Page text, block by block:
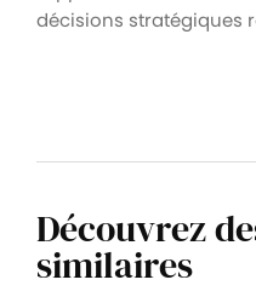
décisions stratégiques
Découvrez
similaires